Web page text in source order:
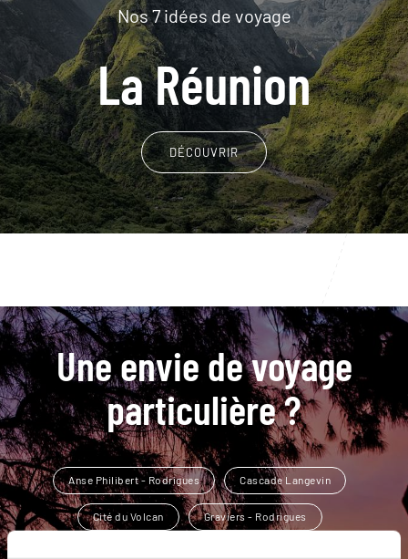
Nos 7 idées de voyage
La Réunion
DÉCOUVRIR
Une envie de voyage
particulière ?
Anse Philibert - Rodrigues Cascade Langevin
Cité du Volcan Graviers - Rodrigues